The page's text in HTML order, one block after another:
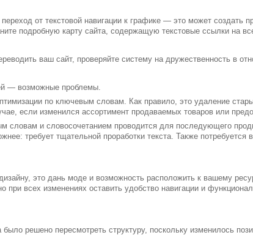
от текстовой навигации к графике — это может создать
подробную карту сайта, содержащую текстовые ссылки на
ваш сайт, проверяйте систему на дружественность в
— возможные проблемы.
по ключевым словам. Как правило, это удаление
если изменился ассортимент продаваемых товаров или
словам и словосочетанием проводится для последующего
требует тщательной проработки текста. Также потребуется
это дань моде и возможность расположить к вашему
при всех изменениях оставить удобство навигации и
было решено пересмотреть структуру, поскольку изменилось